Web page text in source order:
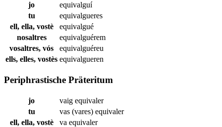
jo
equivalguí
tu
equivalgueres
ell, ella, vostè
equivalgué
nosaltres
equivalguérem
vosaltres, vós
equivalguéreu
ells, elles, vostès equivalgueren
Periphrastische Präteritum
jo vaig equivaler
tu
vas (vares) equivaler
ell, ella, vostè
va equivaler